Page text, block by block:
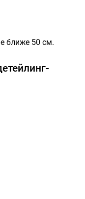
ближе 50 см.